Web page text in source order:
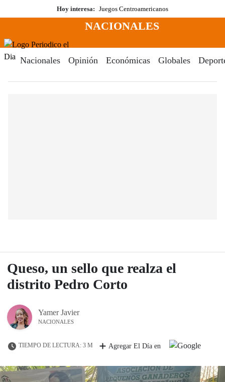
al
Hoy interesa: Juegos Centroamericanos
Menú
NACIONALES
Nacionales Opinión Económicas Globales
Queso, un sello que realza el
distrito Pedro Corto
Yamer Javier
NACIONALES
TIEMPO DE LECTURA: 3 M Agregar El Día en